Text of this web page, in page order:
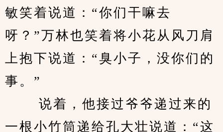
敏笑着说道：“你们干嘛去
呀？”万林也笑着将小花从风刀肩
上抱下说道：“臭小子，没你们的
事。”
一根小竹筒递给孔大壮说道：“这